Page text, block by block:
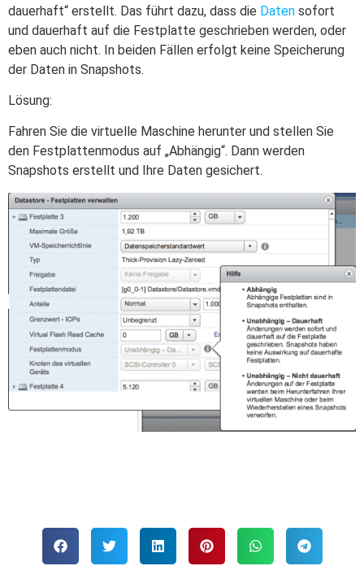
dauerhaft“ erstellt. Das führt dazu, dass die Daten sofort
und dauerhaft auf die Festplatte geschrieben werden, oder
eben auch nicht. In beiden Fällen erfolgt keine Speicherung
der Daten in Snapshots.
Lösung:
Fahren Sie die virtuelle Maschine herunter und stellen Sie
den Festplattenmodus auf „Abhängig“. Dann werden
Snapshots erstellt und Ihre Daten gesichert.